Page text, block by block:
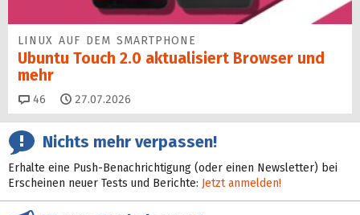
LINUX AUF DEM SMARTPHONE
Ubuntu Touch 2.0 aktualisiert Browser und
mehr
46 Kommentare
27.07.2026
Nichts mehr verpassen!
Erhalte eine Push-Benachrichtigung (oder einen Newsletter) bei
Erscheinen neuer Tests und Berichte: Jetzt anmelden!